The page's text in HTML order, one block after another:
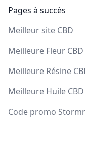
Pages à succès
Meilleur site CBD
Meilleure Fleur CBD
Meilleure Résine
Meilleure Huile CBD
Code promo